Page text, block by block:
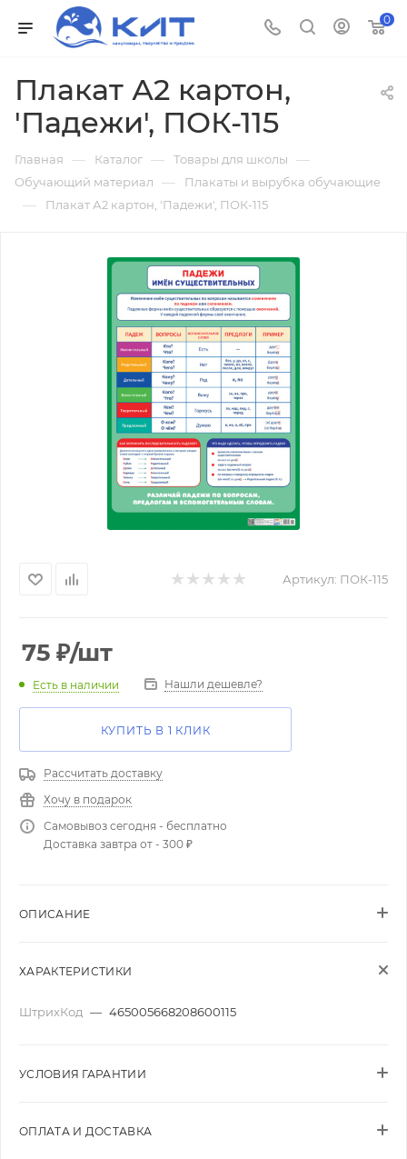
0
Плакат А2 картон,
'Падежи', ПОК-115
Главная — Каталог — Товары для школы —
Обучающий материал — Плакаты и вырубка обучающие
— Плакат А2 картон, 'Падежи', ПОК-115
Артикул: ПОК-115
75 ₽/шт
Есть в наличии Нашли дешевле?
КУПИТЬ В 1 КЛИК
Рассчитать доставку
Хочу в подарок
Самовывоз сегодня - бесплатно
Доставка завтра от - 300 ₽
ОПИСАНИЕ
ХАРАКТЕРИСТИКИ
ШтрихКод — 465005668208600115
УСЛОВИЯ ГАРАНТИИ
ОПЛАТА И ДОСТАВКА